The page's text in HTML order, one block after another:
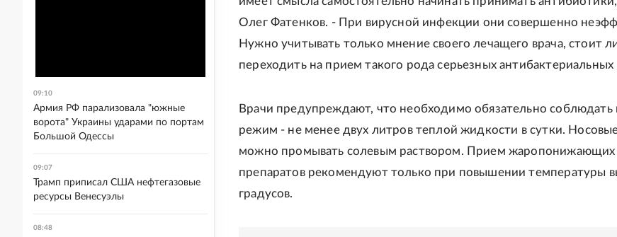
Олег Фатенков. - При вирусной инфекции они совершенно
Нужно учитывать только мнение своего лечащего врача, стоит
переходить на прием такого рода серьезных антибактериальных
Врачи предупреждают, что необходимо обязательно соблюдать
режим - не менее двух литров теплой жидкости в сутки.
можно промывать солевым раствором. Прием жаропонижающих
препаратов рекомендуют только при повышении температуры
градусов.
09:10
Армия РФ парализовала "южные
ворота" Украины ударами по портам
Большой Одессы
09:07
Трамп приписал США нефтегазовые
ресурсы Венесуэлы
08:48